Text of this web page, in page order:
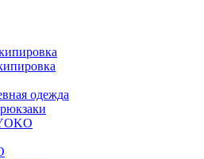
одежда